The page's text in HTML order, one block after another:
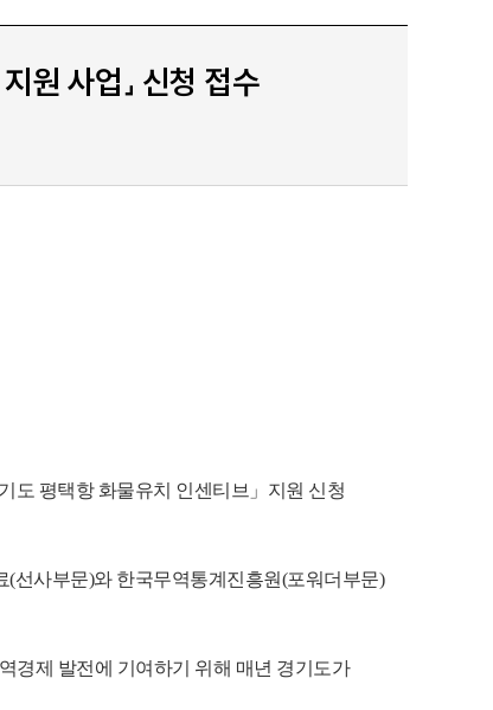
원 사업」 신청 접수
도 평택항 화물유치 인센티브」지원 신청
(선사부문)와 한국무역통계진흥원(포워더부문)
경제 발전에 기여하기 위해 매년 경기도가